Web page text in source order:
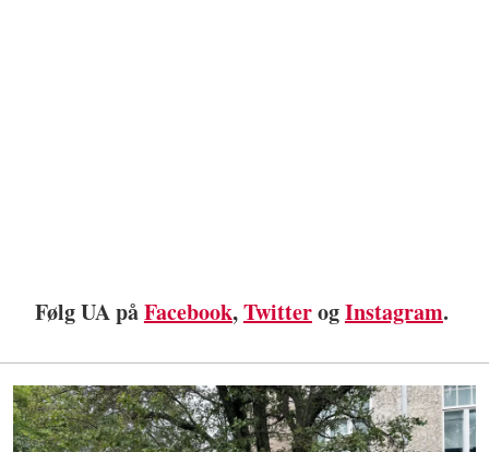
Følg UA påFacebook,TwitterogInstagram.